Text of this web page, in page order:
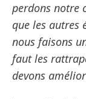
perdons notre
que les autres
nous faisons
faut les
devons